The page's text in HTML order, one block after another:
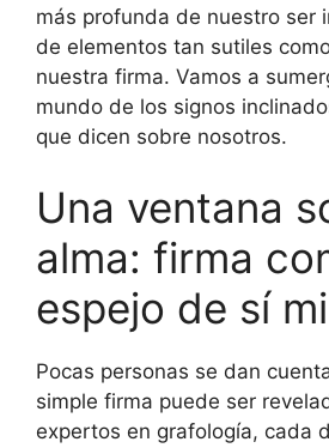
más profunda de nuestro ser
de elementos tan sutiles
nuestra firma. Vamos a
mundo de los signos
que dicen sobre nosotros.
Una ventana
alma: firma
espejo de sí
Pocas personas se dan
simple firma puede ser
expertos en grafología, cada